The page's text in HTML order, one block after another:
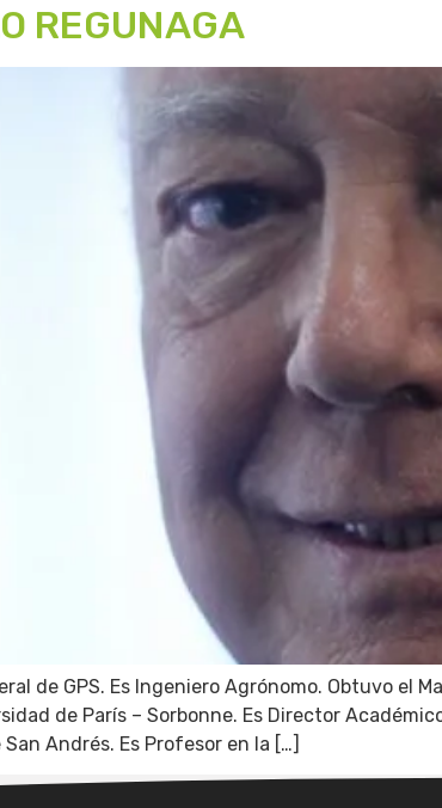
REGUNAGA
de GPS. Es Ingeniero Agrónomo. Obtuvo el
de París – Sorbonne. Es Director
Andrés. Es Profesor en la […]